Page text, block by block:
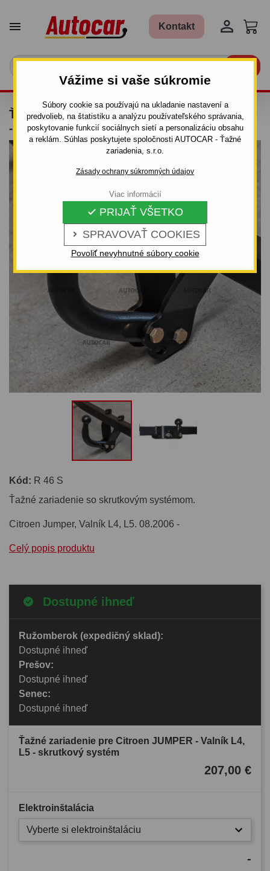
Vážime si vaše súkromie
Súbory cookie sa používajú na ukladanie nastavení a
predvolieb, na štatistiku a analýzu používateľského správania,
poskytovanie funkcií sociálnych sietí a personalizáciu obsahu
a reklám. Súhlas poskytujete spoločnosti AUTOCAR - Ťažné
zariadenia, s.r.o.
Zásady ochrany súkromných údajov
 SPRAVOVAŤ COOKIES
 PRIJAŤ VŠETKO
Povoliť nevyhnutné súbory cookie
Viac informácií
 Kontakt 
ŤAŽNÉ ZARIADENIE PRE CITROEN JUMPER
- VALNÍK L4, L5 - SKRUTKOVÝ SYSTÉM
Kód: R 46 S
Ťažné zariadenie so skrutkovým systémom.
Citroen Jumper, Valník L4, L5. 08.2006 -
Celý popis produktu
Dostupné ihneď
Ružomberok (expedičný sklad):
Dostupné ihneď
Prešov:
Dostupné ihneď
Senec:
Dostupné ihneď
Ťažné zariadenie pre Citroen JUMPER - Valník L4,
L5 - skrutkový systém
207,00 €
Elektroinštalácia
Vyberte si elektroinštaláciu
-